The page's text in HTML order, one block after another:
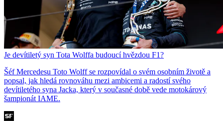
Je devítiletý syn Tota Wolffa budoucí hvězdou F1?
Šéf Mercedesu Toto Wolff se rozpovídal o svém osobním životě a
popsal, jak hledá rovnováhu mezi ambicemi a radostí svého
devítiletého syna Jacka, který v současné době vede motokárový
šampionát IAME.